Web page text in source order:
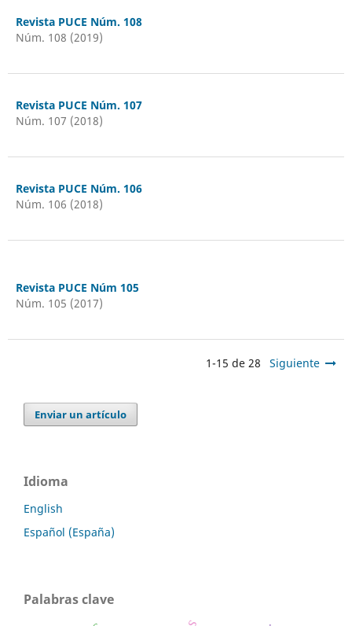
Revista PUCE Núm. 108
Núm. 108 (2019)
Revista PUCE Núm. 107
Núm. 107 (2018)
Revista PUCE Núm. 106
Núm. 106 (2018)
Revista PUCE Núm 105
Núm. 105 (2017)
1-15 de 28 Siguiente
Enviar un artículo
Idioma
English
Español (España)
Palabras clave